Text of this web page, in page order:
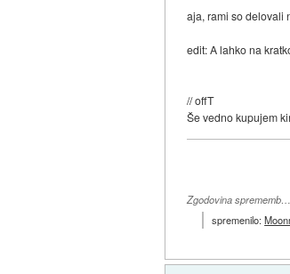
aja, rami so delovali
edit: A lahko na
// offT
Še vedno kupujem
Zgodovina sprememb…
spremenilo: